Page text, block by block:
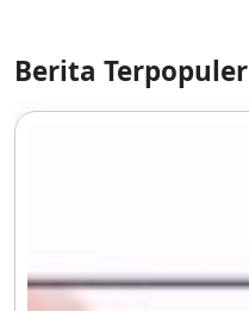
Berita Terpopuler